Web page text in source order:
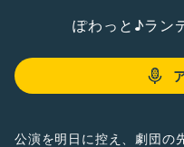
ぽわっと♪ラン
公演を明日に控え、劇団の